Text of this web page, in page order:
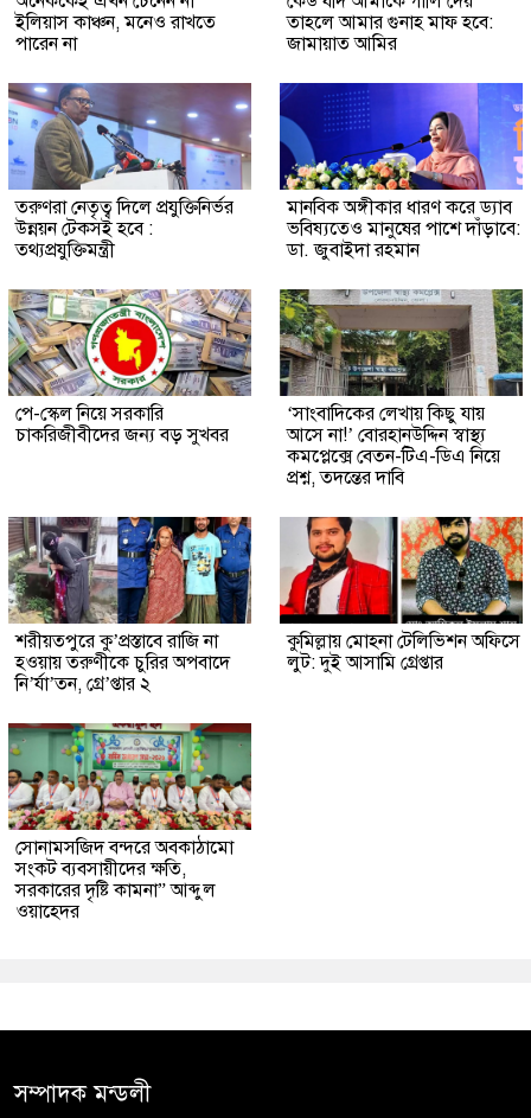
ইলিয়াস কাঞ্চন, মনেও রাখতে
পারেন না
তাহলে আমার গুনাহ মাফ হবে:
জামায়াত আমির
তরুণরা নেতৃত্ব দিলে প্রযুক্তিনির্ভর
উন্নয়ন টেকসই হবে :
তথ্যপ্রযুক্তিমন্ত্রী
মানবিক অঙ্গীকার ধারণ করে ড্যাব
ভবিষ্যতেও মানুষের পাশে দাঁড়াবে:
ডা. জুবাইদা রহমান
পে-স্কেল নিয়ে সরকারি
চাকরিজীবীদের জন্য বড় সুখবর
‘সাংবাদিকের লেখায় কিছু যায়
আসে না!’ বোরহানউদ্দিন স্বাস্থ্য
কমপ্লেক্সে বেতন-টিএ-ডিএ নিয়ে
প্রশ্ন, তদন্তের দাবি
শরীয়তপুরে কু’প্রস্তাবে রাজি না
হওয়ায় তরুণীকে চুরির অপবাদে
নি’র্যা’তন, গ্রে’প্তার ২
কুমিল্লায় মোহনা টেলিভিশন অফিসে
লুট: দুই আসামি গ্রেপ্তার
সোনামসজিদ বন্দরে অবকাঠামো
সংকট ব্যবসায়ীদের ক্ষতি,
সরকারের দৃষ্টি কামনা” আব্দুল
ওয়াহেদর
সম্পাদক মন্ডলী